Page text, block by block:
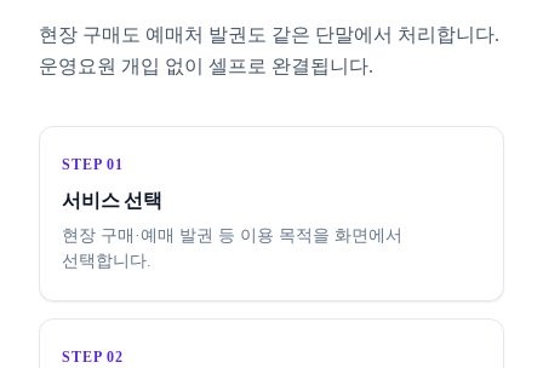
현장 구매도 예매처 발권도 같은 단말에서 처리합니다.
운영요원 개입 없이 셀프로 완결됩니다.
STEP 01
서비스 선택
현장 구매·예매 발권 등 이용 목적을 화면에서
선택합니다.
STEP 02